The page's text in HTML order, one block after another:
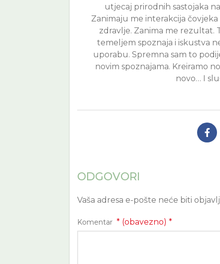
utjecaj prirodnih sastojaka
Zanimaju me interakcija
zdravlje. Zanima me rezultat.
temeljem spoznaja i iskustva
uporabu. Spremna sam to
novim spoznajama. Kreiramo
novo… I
ODGOVORI
Vaša adresa e-pošte neće biti
Komentar * (obavezno) *